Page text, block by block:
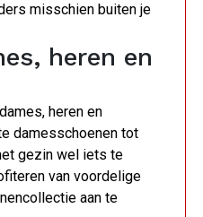
misschien buiten je
heren en
heren en
damesschoenen tot
gezin wel iets te
van voordelige
aan te